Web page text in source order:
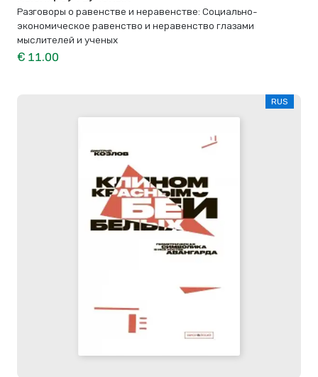
Разговоры о равенстве и неравенстве: Социально-
экономическое равенство и неравенство глазами
мыслителей и ученых
€ 11.00
RUS